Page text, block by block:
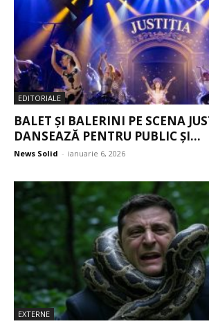
EDITORIALE
BALET ȘI BALERINI PE SCENA
DANSEAZĂ PENTRU PUBLIC ȘI...
News Solid - ianuarie 6, 2026
EXTERNE